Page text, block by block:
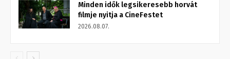
Minden idők legsikeresebb horvát
filmje nyitja a CineFestet
2026.08.07.